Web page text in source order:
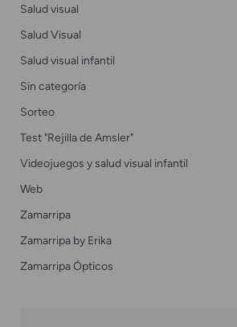
Salud visual
Salud Visual
Salud visual infantil
Sin categoría
Sorteo
Test "Rejilla de Amsler"
Videojuegos y salud visual infantil
Web
Zamarripa
Zamarripa by Erika
Zamarripa Ópticos